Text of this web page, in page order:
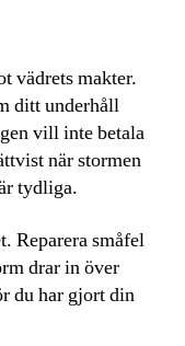
vädrets makter.
ditt underhåll
vill inte betala
när stormen
tydliga.
Reparera småfel
drar in över
du har gjort din